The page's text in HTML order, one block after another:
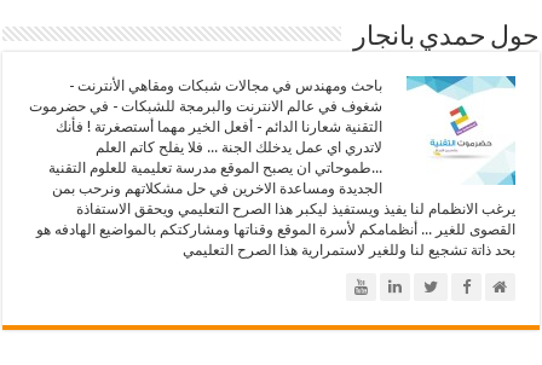
حول حمدي بانجار
باحث ومهندس في مجالات شبكات ومقاهي الأنترنت -
شغوف في عالم الانترنت والبرمجة للشبكات - في حضرموت
التقنية شعارنا الدائم - أفعل الخير مهما أستصغرتة ! فأنك
لاتدري اي عمل يدخلك الجنة ... فلا يفلح كاتم العلم
...طموحاتي ان يصبح الموقع مدرسة تعليمية للعلوم التقنية
الجديدة ومساعدة الاخرين في حل مشكلاتهم ونرحب بمن
يرغب الانظمام لنا يفيذ ويستفيذ ليكبر هذا الصرح التعليمي ويحقق الاستفاذة
القصوى للغير ... أنظمامكم لأسرة الموقع وقناتها ومشاركتكم بالمواضيع الهادفه هو
بحد ذاتة تشجيع لنا وللغير لاستمرارية هذا الصرح التعليمي